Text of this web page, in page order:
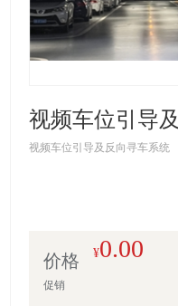
视频车位引导
视频车位引导及反向寻车系统
价格 ¥0.00
促销